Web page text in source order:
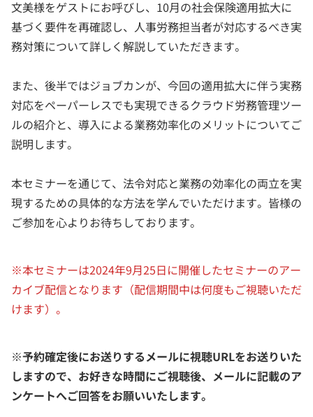
文美様をゲストにお呼びし、10月の社会保険適用拡大に
基づく要件を再確認し、人事労務担当者が対応するべき実
務対策について詳しく解説していただきます。
また、後半ではジョブカンが、今回の適用拡大に伴う実務
対応をペーパーレスでも実現できるクラウド労務管理ツー
ルの紹介と、導入による業務効率化のメリットについてご
説明します。
本セミナーを通じて、法令対応と業務の効率化の両立を実
現するための具体的な方法を学んでいただけます。皆様の
ご参加を心よりお待ちしております。
※本セミナーは2024年9月25日に開催したセミナーのアー
カイブ配信となります（配信期間中は何度もご視聴いただ
けます）。
※予約確定後にお送りするメールに視聴URLをお送りいた
しますので、お好きな時間にご視聴後、メールに記載のア
ンケートへご回答をお願いいたします。